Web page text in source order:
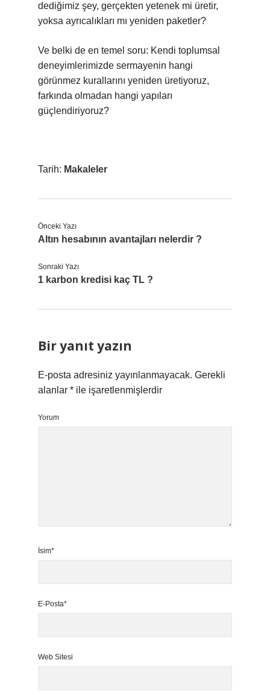
dediğimiz şey, gerçekten yetenek mi üretir,
yoksa ayrıcalıkları mı yeniden paketler?
Ve belki de en temel soru: Kendi toplumsal
deneyimlerimizde sermayenin hangi
görünmez kurallarını yeniden üretiyoruz,
farkında olmadan hangi yapıları
güçlendiriyoruz?
Tarih: Makaleler
Önceki Yazı
Altın hesabının avantajları nelerdir ?
Sonraki Yazı
1 karbon kredisi kaç TL ?
Bir yanıt yazın
E-posta adresiniz yayınlanmayacak. Gerekli
alanlar * ile işaretlenmişlerdir
Yorum
İsim*
E-Posta*
Web Sitesi